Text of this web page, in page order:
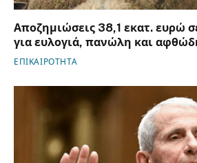
Αποζημιώσεις 38,1 εκατ. ευρώ
για ευλογιά, πανώλη και
ΕΠΙΚΑΙΡΟΤΗΤΑ